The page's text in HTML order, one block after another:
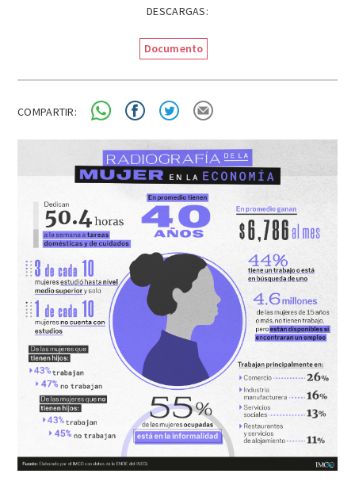
DESCARGAS:
Documento
COMPARTIR: